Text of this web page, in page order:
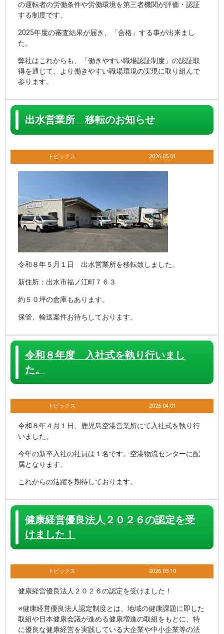
の運転者の労働条件や労働環境を第三者機関が評価・認証
する制度です。
2025年度の審査結果が届き、「合格」する事が出来まし
た。
弊社はこれからも、「働きやすい職場認証制度」の認証取
得を通じて、より働きやすい職場環境の実現に取り組んで
参ります。
出水営業所 移転のお知らせ
トピックス 2026.05.01
令和８年５月１日 出水営業所を移転致しました。
新住所：出水市福ノ江町７６３
約５０坪の倉庫もあります。
保管、輸送案件お待ちしております。
令和８年度 入社式を執り行いまし
た。
トピックス 2026.04.01
令和８年４月１日、鹿児島空港営業所にて入社式を執り行
いました。
今年の新卒入社の社員は１名です。空港物流センターに配
属となります。
これからの活躍を期待しております。
健康経営優良法人２０２６の認定を受
けました！
トピックス 2026.03.10
健康経営優良法人２０２６の認定を受けました！
※健康経営優良法人認定制度とは、地域の健康課題に即した
取組や日本健康会議が進める健康増進の取組をもとに、特
に優良な健康経営を実践している大企業や中小企業等の法